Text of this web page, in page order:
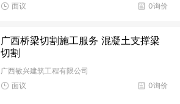
0询价
面议
广西桥梁切割施工服务 混凝土支撑梁
切割
广西敏兴建筑工程有限公司
0询价
面议